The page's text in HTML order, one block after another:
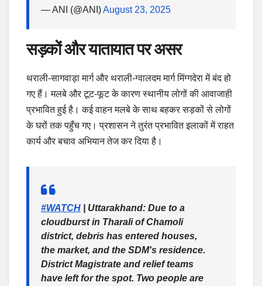
— ANI (@ANI)August 23, 2025
सड़कों और यातायात पर असर
थराली-सागवाड़ा मार्ग और थराली-ग्वालदम मार्ग मिंग्गदेरा में बंद हो
गए हैं। मलबे और टूट-फूट के कारण स्थानीय लोगों की आवाजाही
प्रभावित हुई है। कई वाहन मलबे के साथ बहकर सड़कों से लोगों
के घरों तक पहुँच गए। प्रशासन ने तुरंत प्रभावित इलाकों में राहत
कार्य और बचाव अभियान तेज कर दिया है।
#WATCH | Uttarakhand: Due to a
cloudburst in Tharali of Chamoli
district, debris has entered houses,
the market, and the SDM's residence.
District Magistrate and relief teams
have left for the spot. Two people are